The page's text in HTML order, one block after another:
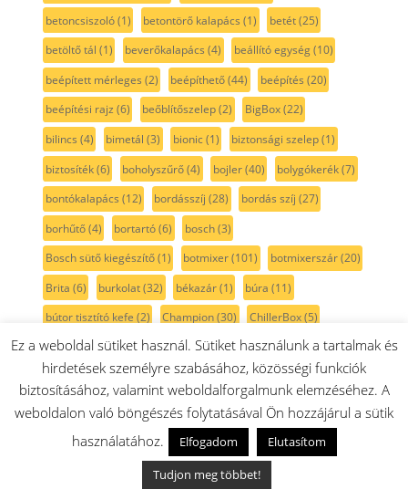
betoncsiszoló(1) betontörő kalapács (1) betét(25)
betöltő tál (1) beverőkalapács (4) beállító egység(10)
beépített mérleges (2) beépíthető(44) beépítés (20)
beépítési rajz (6) beőblítőszelep(2) BigBox(22)
bilincs (4) bimetál (3) bionic(1) biztonsági szelep(1)
biztosíték(6) boholyszűrő(4) bojler(40) bolygókerék(7)
bontókalapács (12) bordásszíj (28) bordás szíj (27)
borhűtő(4) bortartó(6) bosch(3)
Bosch sütő kiegészítő(1) botmixer(101) botmixerszár(20)
Brita (6) burkolat(32) békazár(1) búra (11)
bútor tisztító kefe (2) Champion(30) ChillerBox(5)
chillersafe(4) citrusprés(19) claris (1) CleverMixx(21)
coolbox(2) crisperbox(13) csapágy(55) csapágyfedél(2)
csapágy készlet (4) csapágypersely (1) csatlakozás(2)
csatlakozó(14) csavar (9) csavarozó csavartakaró
csepegés gátló(2) csepptálca
Ez a weboldal sütiket használ. Sütiket használunk a tartalmak és
hirdetések személyre szabásához, közösségi funkciók
biztosításához, valamint weboldalforgalmunk elemzéséhez. A
weboldalon való böngészés folytatásával Ön hozzájárul a sütik
használatához.
Elfogadom
Elutasítom
Tudjon meg többet!